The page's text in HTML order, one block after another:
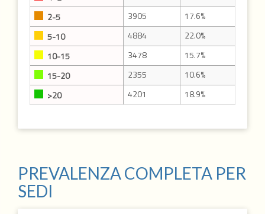
2-5
3905
17.6%
5-10
4884
22.0%
10-15
3478
15.7%
15-20
2355
10.6%
>20
4201 18.9%
PREVALENZA COMPLETA PER
SEDI